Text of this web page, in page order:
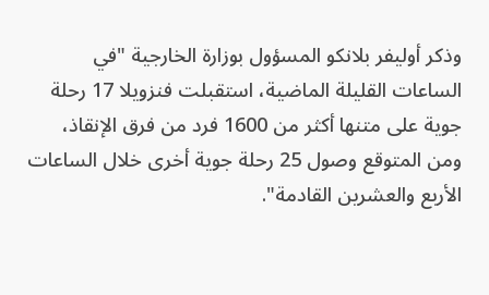
وذكر أوليفر بلانكو المسؤول بوزارة الخارجية "في
الساعات القليلة الماضية، استقبلت فنزويلا 17 رحلة
جوية على متنها أكثر من 1600 فرد من فرق الإنقاذ،
ومن المتوقع وصول 25 رحلة جوية أخرى خلال الساعات
الأربع والعشرين القادمة".